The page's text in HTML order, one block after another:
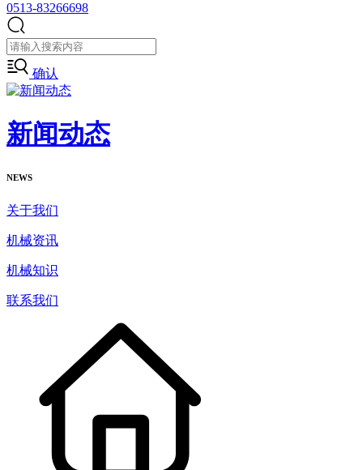
0513-83266698
确认
新闻动态
NEWS
关于我们
机械资讯
机械知识
联系我们